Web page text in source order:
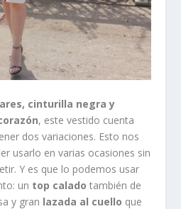
cinturilla negra y
, este vestido cuenta
dos variaciones. Esto nos
usarlo en varias ocasiones sin
Y es que lo podemos usar
un top calado también de
y gran lazada al cuello que